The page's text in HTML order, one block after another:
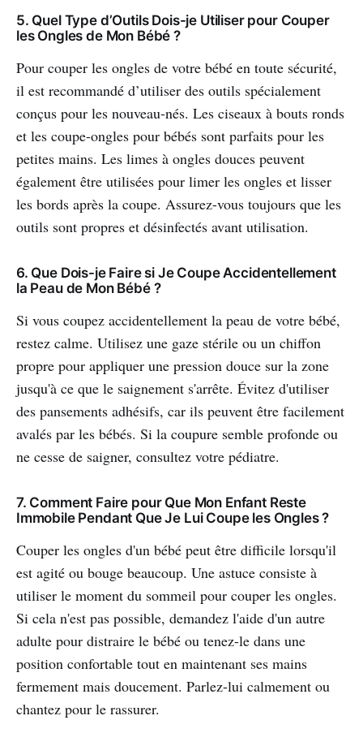
5. Quel Type d’Outils Dois-je Utiliser pour Couper
les Ongles de Mon Bébé ?
Pour couper les ongles de votre bébé en toute sécurité,
il est recommandé d’utiliser des outils spécialement
conçus pour les nouveau-nés. Les ciseaux à bouts ronds
et les coupe-ongles pour bébés sont parfaits pour les
petites mains. Les limes à ongles douces peuvent
également être utilisées pour limer les ongles et lisser
les bords après la coupe. Assurez-vous toujours que les
outils sont propres et désinfectés avant utilisation.
6. Que Dois-je Faire si Je Coupe Accidentellement
la Peau de Mon Bébé ?
Si vous coupez accidentellement la peau de votre bébé,
restez calme. Utilisez une gaze stérile ou un chiffon
propre pour appliquer une pression douce sur la zone
jusqu'à ce que le saignement s'arrête. Évitez d'utiliser
des pansements adhésifs, car ils peuvent être facilement
avalés par les bébés. Si la coupure semble profonde ou
ne cesse de saigner, consultez votre pédiatre.
7. Comment Faire pour Que Mon Enfant Reste
Immobile Pendant Que Je Lui Coupe les Ongles ?
Couper les ongles d'un bébé peut être difficile lorsqu'il
est agité ou bouge beaucoup. Une astuce consiste à
utiliser le moment du sommeil pour couper les ongles.
Si cela n'est pas possible, demandez l'aide d'un autre
adulte pour distraire le bébé ou tenez-le dans une
position confortable tout en maintenant ses mains
fermement mais doucement. Parlez-lui calmement ou
chantez pour le rassurer.